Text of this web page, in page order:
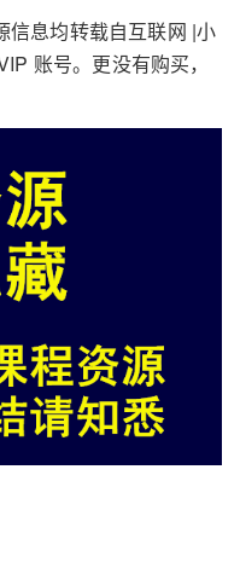
信息均转载自互联网 |小
账号。更没有购买，